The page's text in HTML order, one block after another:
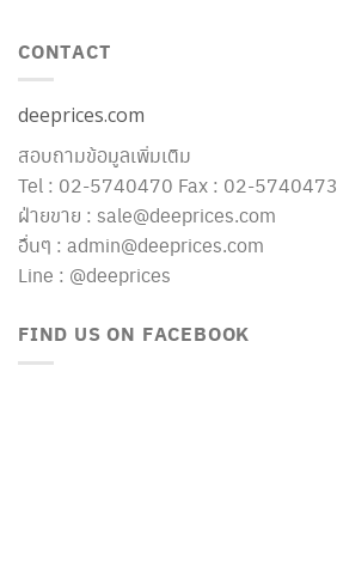
CONTACT
deeprices.com
สอบถามข้อมูลเพิ่มเติม
Tel : 02-5740470 Fax : 02-5740473
ฝ่ายขาย : sale@deeprices.com
อื่นๆ : admin@deeprices.com
Line : @deeprices
FIND US ON FACEBOOK